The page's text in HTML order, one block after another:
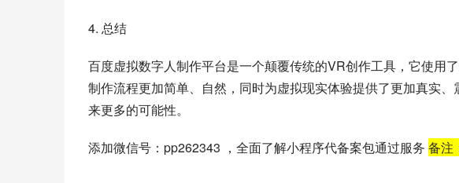
4. 总结
百度虚拟数字人制作平台是一个颠覆传统的VR创作工具，它使用
制作流程更加简单、自然，同时为虚拟现实体验提供了更加真实
来更多的可能性。
添加微信号：pp262343 ，全面了解小程序代备案包通过服务 备注